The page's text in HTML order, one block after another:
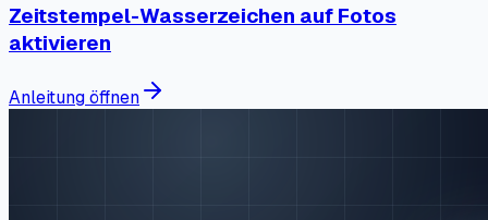
Zeitstempel-Wasserzeichen auf Fotos
aktivieren
Anleitung öffnen